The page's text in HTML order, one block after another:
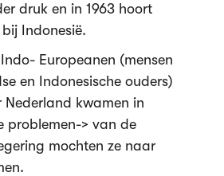
druk en in 1963 hoort
Indonesië.
Europeanen (mensen
en Indonesische ouders)
Nederland kwamen in
problemen-> van de
mochten ze naar